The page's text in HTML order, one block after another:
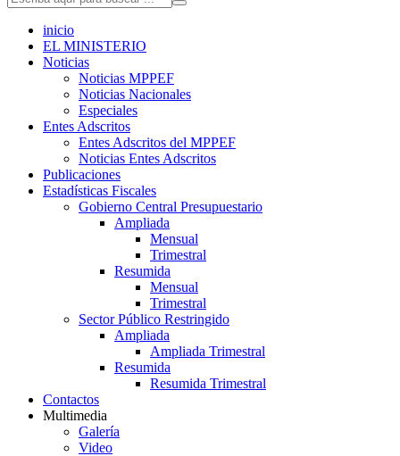
inicio
EL MINISTERIO
Noticias
Noticias MPPEF
Noticias Nacionales
Especiales
Entes Adscritos
Entes Adscritos del MPPEF
Noticias Entes Adscritos
Publicaciones
Estadísticas Fiscales
Gobierno Central Presupuestario
Ampliada
Mensual
Trimestral
Resumida
Mensual
Trimestral
Sector Público Restringido
Ampliada
Ampliada Trimestral
Resumida
Resumida Trimestral
Contactos
Multimedia
Galería
Video